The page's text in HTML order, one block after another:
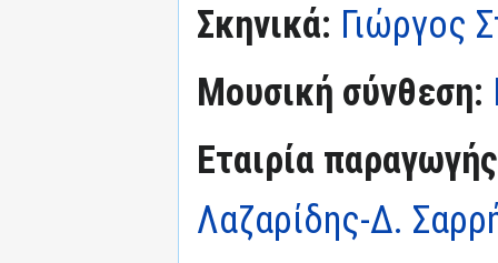
Σκηνικά: Γιώργος
Μουσική σύνθεση:
Εταιρία
Λαζαρίδης-Δ.